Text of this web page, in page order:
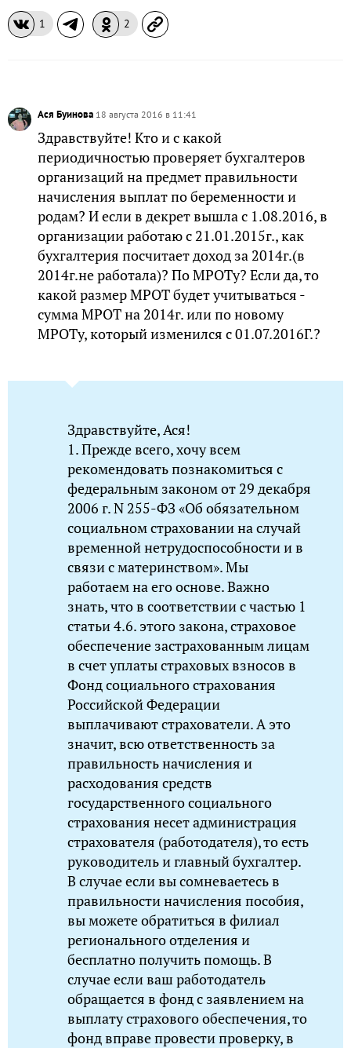
1 2
Ася Буинова 18 августа 2016 в 11:41
Здравствуйте! Кто и с какой
периодичностью проверяет бухгалтеров
организаций на предмет правильности
начисления выплат по беременности и
родам? И если в декрет вышла с 1.08.2016, в
организации работаю с 21.01.2015г., как
бухгалтерия посчитает доход за 2014г.(в
2014г.не работала)? По МРОТу? Если да, то
какой размер МРОТ будет учитываться -
сумма МРОТ на 2014г. или по новому
МРОТу, который изменился с 01.07.2016Г.?
Здравствуйте, Ася!
1. Прежде всего, хочу всем
рекомендовать познакомиться с
федеральным законом от 29 декабря
2006 г. N 255-ФЗ «Об обязательном
социальном страховании на случай
временной нетрудоспособности и в
связи с материнством». Мы
работаем на его основе. Важно
знать, что в соответствии с частью 1
статьи 4.6. этого закона, страховое
обеспечение застрахованным лицам
в счет уплаты страховых взносов в
Фонд социального страхования
Российской Федерации
выплачивают страхователи. А это
значит, всю ответственность за
правильность начисления и
расходования средств
государственного социального
страхования несет администрация
страхователя (работодателя), то есть
руководитель и главный бухгалтер.
В случае если вы сомневаетесь в
правильности начисления пособия,
вы можете обратиться в филиал
регионального отделения и
бесплатно получить помощь. В
случае если ваш работодатель
обращается в фонд с заявлением на
выплату страхового обеспечения, то
фонд вправе провести проверку, в